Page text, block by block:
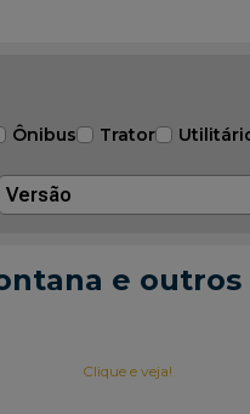
Ônibus Trator
Versão
e outros
Clique e veja!